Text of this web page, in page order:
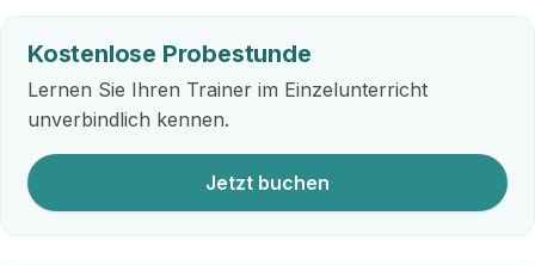
Kostenlose Probestunde
Lernen Sie Ihren Trainer im Einzelunterricht
unverbindlich kennen.
Jetzt buchen